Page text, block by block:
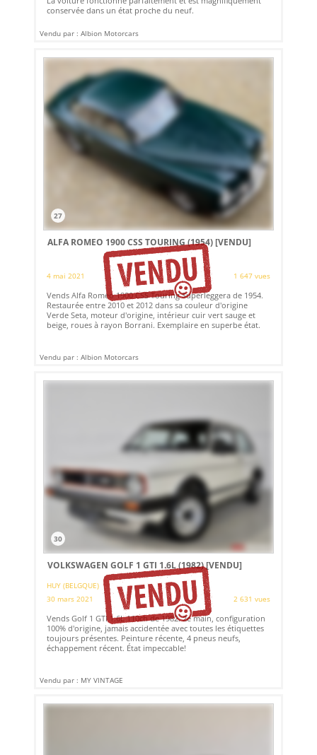
conservée dans un état proche du neuf.
Vendu par : Albion Motorcars
27
ALFA ROMEO 1900 CSS TOURING (1954)[VENDU]
4 mai 2021 1 647 vues
Vends Alfa Romeo 1900 CSS Touring Superleggera de 1954.
Restaurée entre 2010 et 2012 dans sa couleur d'origine
Verde Seta, moteur d'origine, intérieur cuir vert sauge et
beige, roues à rayon Borrani. Exemplaire en superbe état.
Vendu par : Albion Motorcars
30
VOLKSWAGEN GOLF 1 GTI 1.6L (1982)[VENDU]
HUY (BELGQUE)
30 mars 2021
2 631 vues
Vends Golf 1 GTI 1.6L 110ch de 1982. 2e main, configuration
100% d'origine, jamais accidentée avec toutes les étiquettes
toujours présentes. Peinture récente, 4 pneus neufs,
échappement récent. État impeccable!
Vendu par : MY VINTAGE